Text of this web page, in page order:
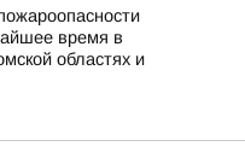
время в
областях и